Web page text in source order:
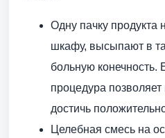
Одну пачку продукта
шкафу, высыпают в
больную конечность.
процедура
достичь
Целебная смесь на